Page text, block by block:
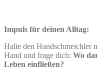
Impuls für deinen Alltag:
Halte den Handschmeichler
Hand und frage dich: Wo
Leben einfließen?